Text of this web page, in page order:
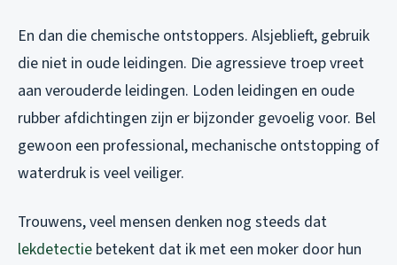
En dan die chemische ontstoppers. Alsjeblieft, gebruik
die niet in oude leidingen. Die agressieve troep vreet
aan verouderde leidingen. Loden leidingen en oude
rubber afdichtingen zijn er bijzonder gevoelig voor. Bel
gewoon een professional, mechanische ontstopping of
waterdruk is veel veiliger.
Trouwens, veel mensen denken nog steeds dat
lekdetectie betekent dat ik met een moker door hun